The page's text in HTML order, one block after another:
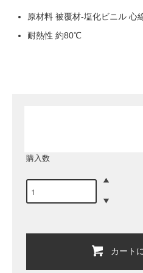
原材料 被覆材-塩化ビニル 心
耐熱性 約80℃
購入数
カート